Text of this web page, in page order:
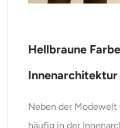
Hellbraune
Innenarchitektur
Neben der Modewelt
häufig in der